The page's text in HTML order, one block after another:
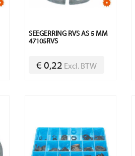
SEEGERRING RVS AS 5 MM
47105RVS
€ 0,22 Excl. BTW